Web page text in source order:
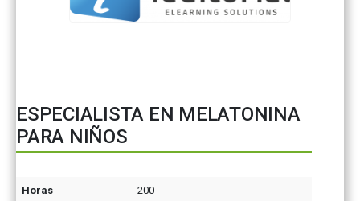
ESPECIALISTA EN MELATONINA
PARA NIÑOS
Horas 200